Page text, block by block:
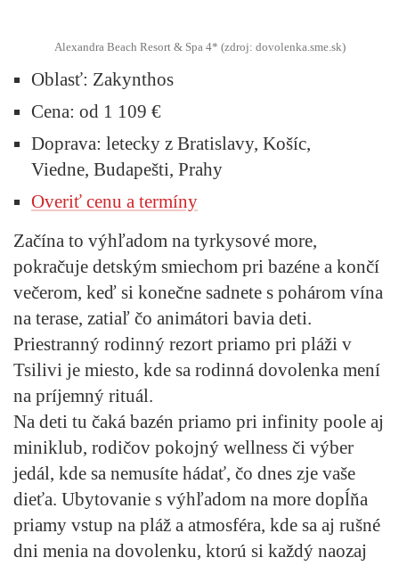
Alexandra Beach Resort & Spa 4* (zdroj: dovolenka.sme.sk)
Oblasť: Zakynthos
Cena: od 1 109 €
Doprava: letecky z Bratislavy, Košíc,
Viedne, Budapešti, Prahy
Overiť cenu a termíny
Začína to výhľadom na tyrkysové more,
pokračuje detským smiechom pri bazéne a končí
večerom, keď si konečne sadnete s pohárom vína
na terase, zatiaľ čo animátori bavia deti.
Priestranný rodinný rezort priamo pri pláži v
Tsilivi je miesto, kde sa rodinná dovolenka mení
na príjemný rituál.
Na deti tu čaká bazén priamo pri infinity poole aj
miniklub, rodičov pokojný wellness či výber
jedál, kde sa nemusíte hádať, čo dnes zje vaše
dieťa. Ubytovanie s výhľadom na more dopĺňa
priamy vstup na pláž a atmosféra, kde sa aj rušné
dni menia na dovolenku, ktorú si každý naozaj